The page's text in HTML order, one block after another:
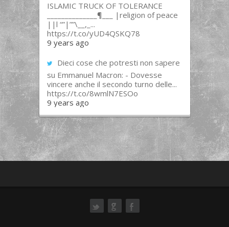
ISLAMIC TRUCK OF TOLERANCE
______________¶___ |religion of peace
||l “”|””\__,_...
https://t.co/yUD4QSKQ78
9 years ago
Dieci cose che potresti non sapere
su Emmanuel Macron: - Dovesse
vincere anche il secondo turno delle...
https://t.co/8wmlN7ESOo
9 years ago